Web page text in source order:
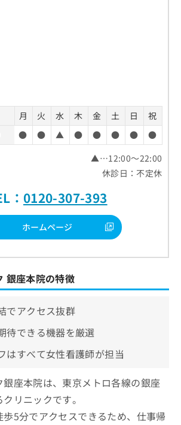
月 火 水 木 金 土 日
祝
● ● ▲ ● ● ● ●
●
▲…12:00～22:00
休診日：不定休
： 0120-307-393
ホームページ
銀座本院の特徴
でアクセス抜群
待できる機器を厳選
はすべて女性看護師が担当
銀座本院は、東京メトロ各線の銀座
リニックです。
5分でアクセスできるため、仕事帰